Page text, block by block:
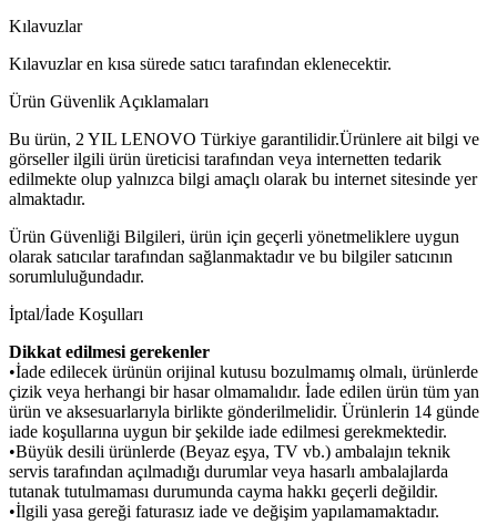
Kılavuzlar
Kılavuzlar en kısa sürede satıcı tarafından eklenecektir.
Ürün Güvenlik Açıklamaları
Bu ürün, 2 YIL LENOVO Türkiye garantilidir.Ürünlere ait bilgi ve
görseller ilgili ürün üreticisi tarafından veya internetten tedarik
edilmekte olup yalnızca bilgi amaçlı olarak bu internet sitesinde yer
almaktadır.
Ürün Güvenliği Bilgileri, ürün için geçerli yönetmeliklere uygun
olarak satıcılar tarafından sağlanmaktadır ve bu bilgiler satıcının
sorumluluğundadır.
İptal/İade Koşulları
Dikkat edilmesi gerekenler
•İade edilecek ürünün orijinal kutusu bozulmamış olmalı, ürünlerde
çizik veya herhangi bir hasar olmamalıdır. İade edilen ürün tüm yan
ürün ve aksesuarlarıyla birlikte gönderilmelidir. Ürünlerin 14 günde
iade koşullarına uygun bir şekilde iade edilmesi gerekmektedir.
•Büyük desili ürünlerde (Beyaz eşya, TV vb.) ambalajın teknik
servis tarafından açılmadığı durumlar veya hasarlı ambalajlarda
tutanak tutulmaması durumunda cayma hakkı geçerli değildir.
•İlgili yasa gereği faturasız iade ve değişim yapılamamaktadır.